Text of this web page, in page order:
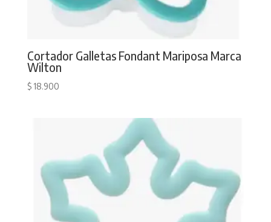
Cortador Galletas Fondant Mariposa Marca
Wilton
$18.900